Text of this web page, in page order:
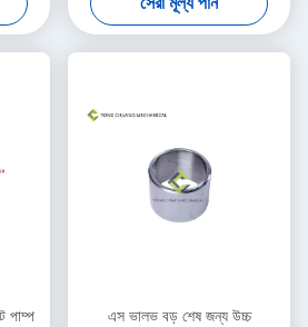
পাম্প
এস ভালভ বড় শেষ জন্য উচ্চ